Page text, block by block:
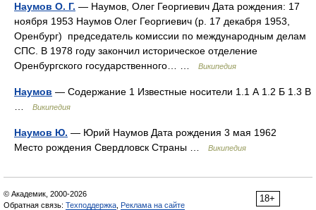
Наумов О. Г. — Наумов, Олег Георгиевич Дата рождения: 17
ноября 1953 Наумов Олег Георгиевич (р. 17 декабря 1953,
Оренбург) председатель комиссии по международным делам
СПС. В 1978 году закончил историческое отделение
Оренбургского государственного… …
Википедия
Наумов — Содержание 1 Известные носители 1.1 А 1.2 Б 1.3 В
Википедия
Наумов Ю. — Юрий Наумов Дата рождения 3 мая 1962
Место рождения Свердловск Страны …
Википедия
18+
© Академик, 2000-2026
Обратная связь: Техподдержка Реклама на сайте